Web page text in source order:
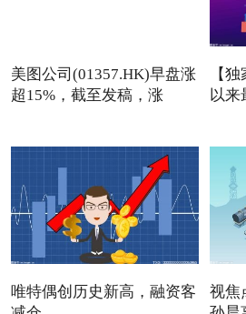
美图公司(01357.HK)早盘涨
超15%，截至发稿，涨
【
以来
唯特偶创历史新高，融资客
视焦